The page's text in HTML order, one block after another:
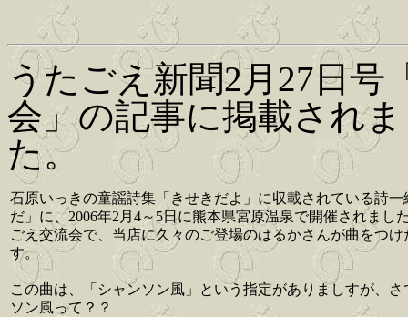
うたごえ新聞2月27日号
会」の記事に掲載され
た。
石原いっきの童謡詩集「きせきだよ」に収載されている詩一
だ」に、2006年2月4～5日に熊本県宮原温泉で開催されまし
ごえ交流会で、当店に久々のご登場のはるかさんが曲をつけ
す。
この曲は、「シャンソン風」という指定がありましすが、さ
ソン風って？？